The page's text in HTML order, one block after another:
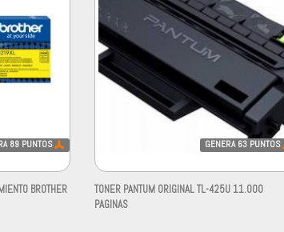
89 PUNTOS
BROTHER
GENERA 63 PUNTOS
TONER PANTUM ORIGINAL TL-425U 11.000
PAGINAS